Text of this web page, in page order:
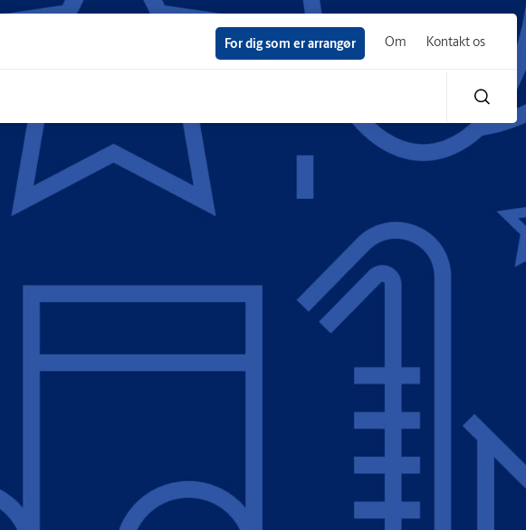
For dig som er arrangør Om Kontakt os